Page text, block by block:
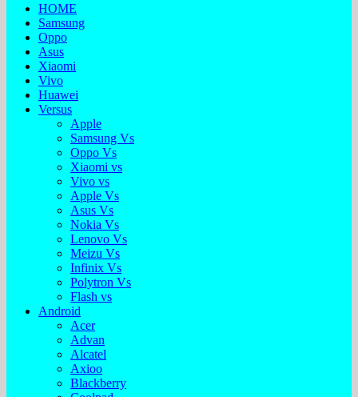
HOME
Samsung
Oppo
Asus
Xiaomi
Vivo
Huawei
Versus
Apple
Samsung Vs
Oppo Vs
Xiaomi vs
Vivo vs
Apple Vs
Asus Vs
Nokia Vs
Lenovo Vs
Meizu Vs
Infinix Vs
Polytron Vs
Flash vs
Android
Acer
Advan
Alcatel
Axioo
Blackberry